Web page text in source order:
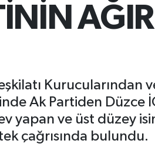
Kurucularından
Ak Partiden Düzce
yapan ve üst düzey
çağrısında bulundu.